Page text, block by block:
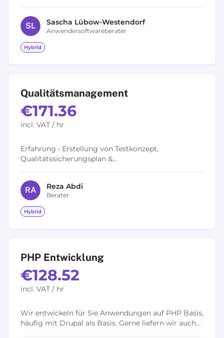
Software in Ihrem Unternehmen...
SL Sascha Lübow-Westendorf
Anwendersoftwareberater
Hybrid
Qualitätsmanagement
€171.36
incl. VAT / hr
Erfahrung • Erstellung von Testkonzept,
Qualitätssicherungsplan &
Softwareentwicklungsprozess, ISTQB , Fehler-
Management-Prozesse /...
RA Reza Abdi
Berater
Hybrid
PHP Entwicklung
€128.52
incl. VAT / hr
Wir entwickeln für Sie Anwendungen auf PHP Basis,
häufig mit Drupal als Basis. Gerne liefern wir auch